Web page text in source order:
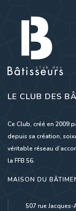
LE CLUB DES
Ce Club, créé en 2009
depuis sa création,
véritable réseau
la FFB 56.
MAISON DU
507 rue